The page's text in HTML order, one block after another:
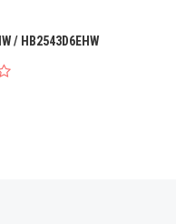
/ HB2543D6EHW